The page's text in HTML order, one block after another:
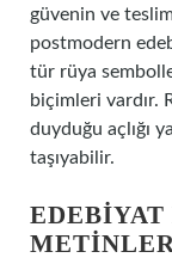
güvenin ve
postmodern
tür rüya
biçimleri vardır.
duyduğu açlığı
taşıyabilir.